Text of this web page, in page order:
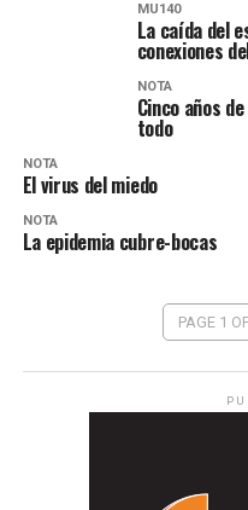
MU140
La caída del
conexiones
NOTA
Cinco años
todo
NOTA
El virus del miedo
NOTA
La epidemia cubre-bocas
PAGE 1